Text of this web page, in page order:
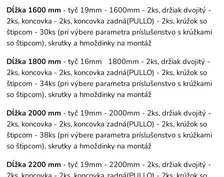
Dĺžka 1600 mm - tyč 19mm - 1600mm - 2ks, držiak dvojitý -
2ks, koncovka - 2ks, koncovka zadná(PULLO) - 2ks, krúžok so
štipcom - 30ks (pri výbere parametra príslušenstvo s krúžkami
so štipcom), skrutky a hmoždinky na montáž
Dĺžka 1800 mm - tyč 16mm 1800mm - 2ks, držiak dvojitý -
2ks, koncovka - 2ks, koncovka zadná(PULLO) - 2ks, krúžok so
štipcom - 34ks (pri výbere parametra príslušenstvo s krúžkami
so štipcom), skrutky a hmoždinky na montáž
Dĺžka 2000 mm - tyč 19mm - 2000mm - 2ks, držiak dvojitý -
2ks, koncovka - 2ks, koncovka zadná(PULLO) - 2ks, krúžok so
štipcom - 38ks (pri výbere parametra príslušenstvo s krúžkami
so štipcom), skrutky a hmoždinky na montáž
Dĺžka 2200 mm - tyč 19mm - 2200mm - 2ks, držiak dvojitý -